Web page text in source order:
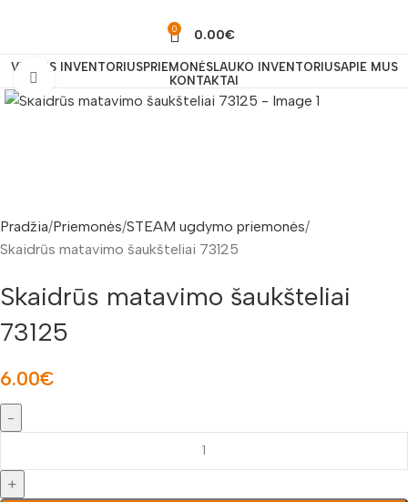
0 0.00€
VIDAUS INVENTORIUSPRIEMONĖSLAUKO INVENTORIUSAPIE MUS
KONTAKTAI
Padidinti nuotrauką
Pradžia Priemonės STEAM ugdymo priemonės
Skaidrūs matavimo šaukšteliai 73125
Skaidrūs matavimo šaukšteliai
73125
6.00€